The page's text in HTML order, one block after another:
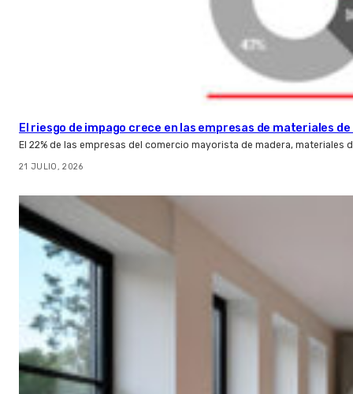
El riesgo de impago crece en las empresas de materiales
El 22% de las empresas del comercio mayorista de madera,
21 JULIO, 2026